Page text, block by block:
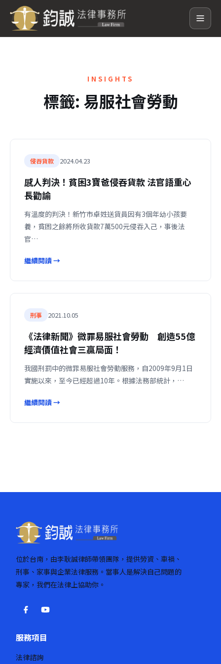
INSIGHTS
標籤: 易服社會勞動
侵吞貨款 2024.04.23
感人判決！貧困3寶爸侵吞貨款 法官語重心
長勸諭
有溫度的判決！新竹市卓姓送貨員因有3個年幼小孩要
養，貧困之餘將所收貨款7萬500元侵吞入己，事後法
官…
繼續閱讀 →
刑事 2021.10.05
《法律新聞》微罪易服社會勞動 創造55億
經濟價值社會三贏局面！
我國刑罰中的微罪易服社會勞動服務，自2009年9月1日
實施以來，至今已經超過10年。根據法務部統計，…
繼續閱讀 →
位於台南，由李耿誠律師帶領團隊，提供勞資、車禍、
刑事、家事與企業法律服務。當事人是解決自己問題的
專家，我們在法律上協助你。
服務項目
法律諮詢